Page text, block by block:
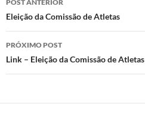
de
posts
POST ANTERIOR
Eleição da Comissão de Atletas
PRÓXIMO POST
Link – Eleição da Comissão de Atletas